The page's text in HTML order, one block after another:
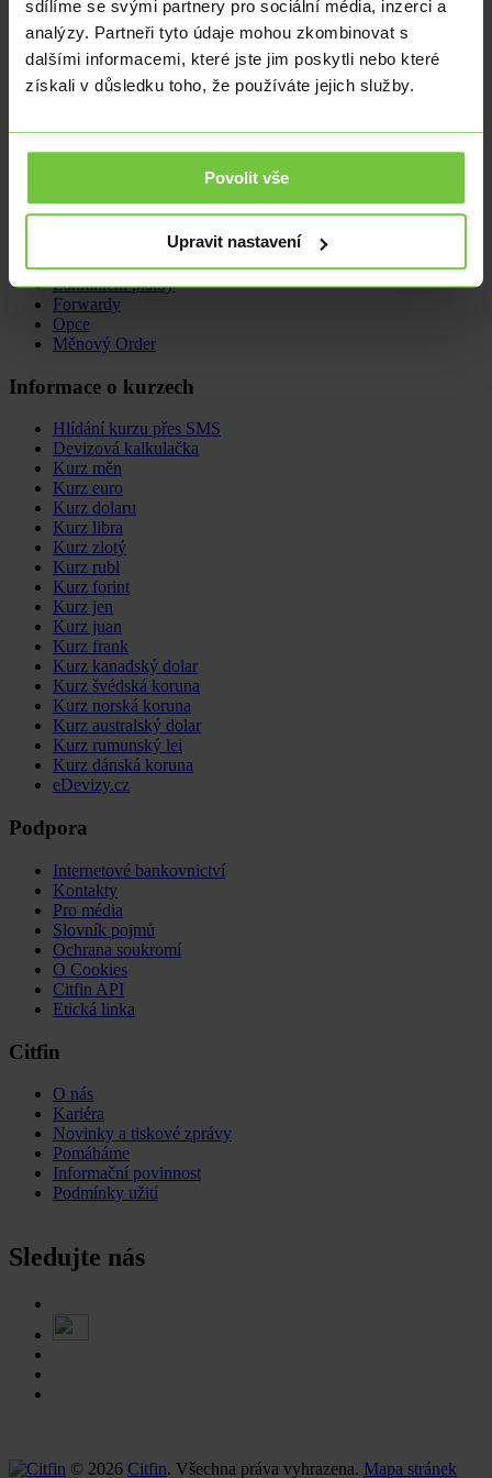
sdílíme se svými partnery pro sociální média, inzerci a
analýzy. Partneři tyto údaje mohou zkombinovat s
dalšími informacemi, které jste jim poskytli nebo které
získali v důsledku toho, že používáte jejich služby.
Povolit vše
Upravit nastavení
zprávy na jednom místě.
Citfin
Hana Chlebcováhana.chlebcova@citfin.cz
+420 733 129
380
Nabídka
Multiměnový účet
Zahraniční platby
Forwardy
Opce
Měnový Order
Informace o kurzech
Hlídání kurzu přes SMS
Devizová kalkulačka
Kurz měn
Kurz euro
Kurz dolaru
Kurz libra
Kurz zlotý
Kurz rubl
Kurz forint
Kurz jen
Kurz juan
Kurz frank
Kurz kanadský dolar
Kurz švédská koruna
Kurz norská koruna
Kurz australský dolar
Kurz rumunský lei
Kurz dánská koruna
eDevizy.cz
Podpora
Internetové bankovnictví
Kontakty
Pro média
Slovník pojmů
Ochrana soukromí
O Cookies
Citfin API
Etická linka
Citfin
O nás
Kariéra
Novinky a tiskové zprávy
Pomáháme
Informační povinnost
Podmínky užití
Sledujte nás
© 2026 Citfin. Všechna práva vyhrazena. Mapa stránek